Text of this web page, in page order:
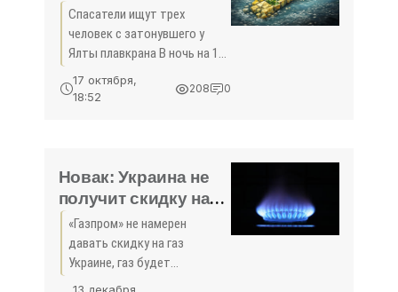
затонувшего у Ялты
плавкрана -
«Происшествия»
Спасатели ищут трех
человек с затонувшего у
Ялты плавкрана В ночь на 12
октября в четырех
километрах от поселка
17 октября,
18:52
208 0
Новак: Украина не
получит скидку на
газ от «Газпрома» -
«Экономика»
«Газпром» не намерен
давать скидку на газ
Украине, газ будет
продаваться ...